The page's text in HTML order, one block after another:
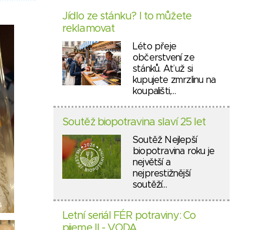
Jídlo ze stánku? I to můžete
reklamovat
Léto přeje
občerstvení ze
stánků. Ať už si
kupujete zmrzlinu na
koupališti,…
Soutěž biopotravina slaví 25 let
Soutěž Nejlepší
biopotravina roku je
největší a
nejprestižnější
soutěží…
Letní seriál FÉR potraviny: Co